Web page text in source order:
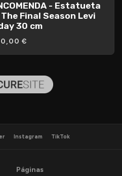
- Estatueta
Final Season Levi
30 cm
€
Instagram TikTok
Páginas